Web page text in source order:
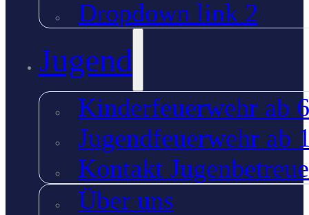
Dropdown link 2
Jugend
Kinderfeuerwehr ab
Jugendfeuerwehr ab
Kontakt
Über uns